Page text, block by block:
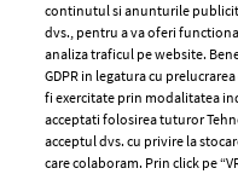
Andreea Bănică,
partea soțului ei,
copleșită de emoții:
ANDREEA BANICA 23
continutul si anunturile
dvs., pentru a va oferi
analiza traficul pe website.
GDPR in legatura cu
fi exercitate prin modalitatea
acceptati folosirea tuturor
acceptul dvs. cu privire la
care colaboram. Prin click pe